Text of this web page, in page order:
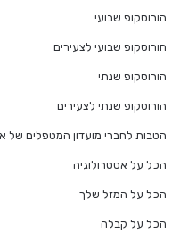
הורוסקופ שבועי
הורוסקופ שבועי לצעירים
הורוסקופ שנתי
הורוסקופ שנתי לצעירים
הטבות לחברי מועדון המטפלים של
הכל על אסטרולוגיה
הכל על המזל שלך
הכל על קבלה